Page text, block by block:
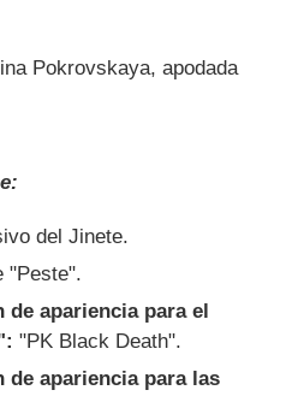
Pokrovskaya, apodada
del Jinete.
"Peste".
apariencia para el
"PK Black Death".
apariencia para las